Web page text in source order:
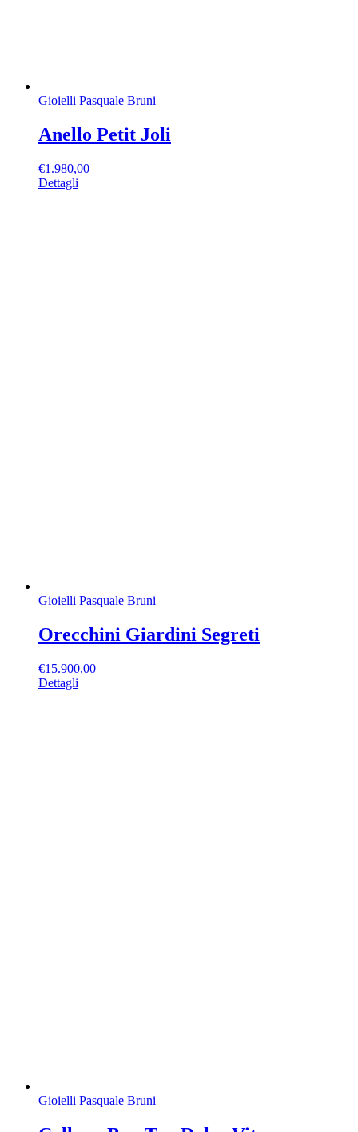
Gioielli Pasquale Bruni
Anello Petit Joli
€1.980,00
Dettagli
Gioielli Pasquale Bruni
Orecchini Giardini Segreti
€15.900,00
Dettagli
Gioielli Pasquale Bruni